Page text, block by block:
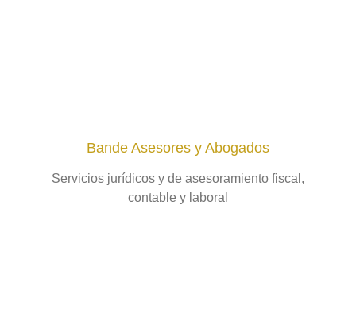
Bande Asesores y Abogados
Servicios jurídicos y de asesoramiento fiscal,
contable y laboral